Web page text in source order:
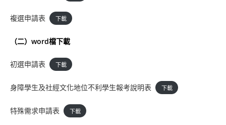
複選申請表 下載
（二）word檔下載
初選申請表 下載
身障學生及社經文化地位不利學生報考說明表 下載
特殊需求申請表 下載